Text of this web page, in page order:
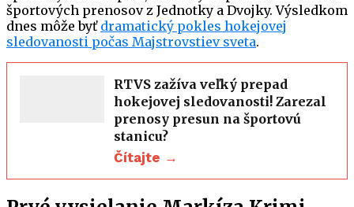
športových prenosov z Jednotky a Dvojky. Výsledkom
dnes môže byť dramatický pokles hokejovej
sledovanosti počas Majstrovstiev sveta.
RTVS zažíva veľký prepad
hokejovej sledovanosti! Zarezal
prenosy presun na športovú
stanicu?
Čítajte →